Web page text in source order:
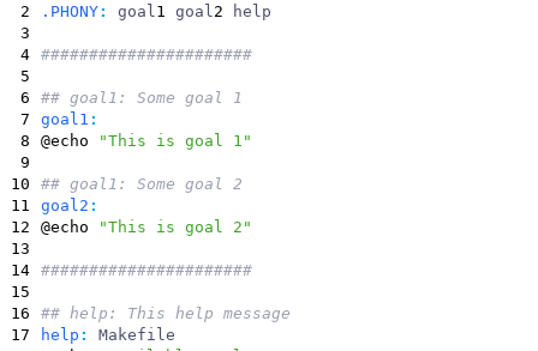
2
.PHONY: goal 1 goal 2
help
3
4 ######################
5
6
## goal1: Some goal 1
7
goal1 :
8
@echo
"This is goal 1"
9
10
## goal1: Some goal 2
11
goal2 :
12
@echo
"This is goal 2"
13
14 ######################
15
16
## help: This help message
17
help :
Makefile